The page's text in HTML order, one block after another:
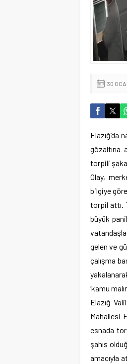
30
Elazığ’da
gözaltına
torpili şaka
Olay,
bilgiye
torpil attı.
büyük
gelen ve
çalışma
‘kamu
Elazığ
Mahallesi
esnada
şahıs
amacıyla